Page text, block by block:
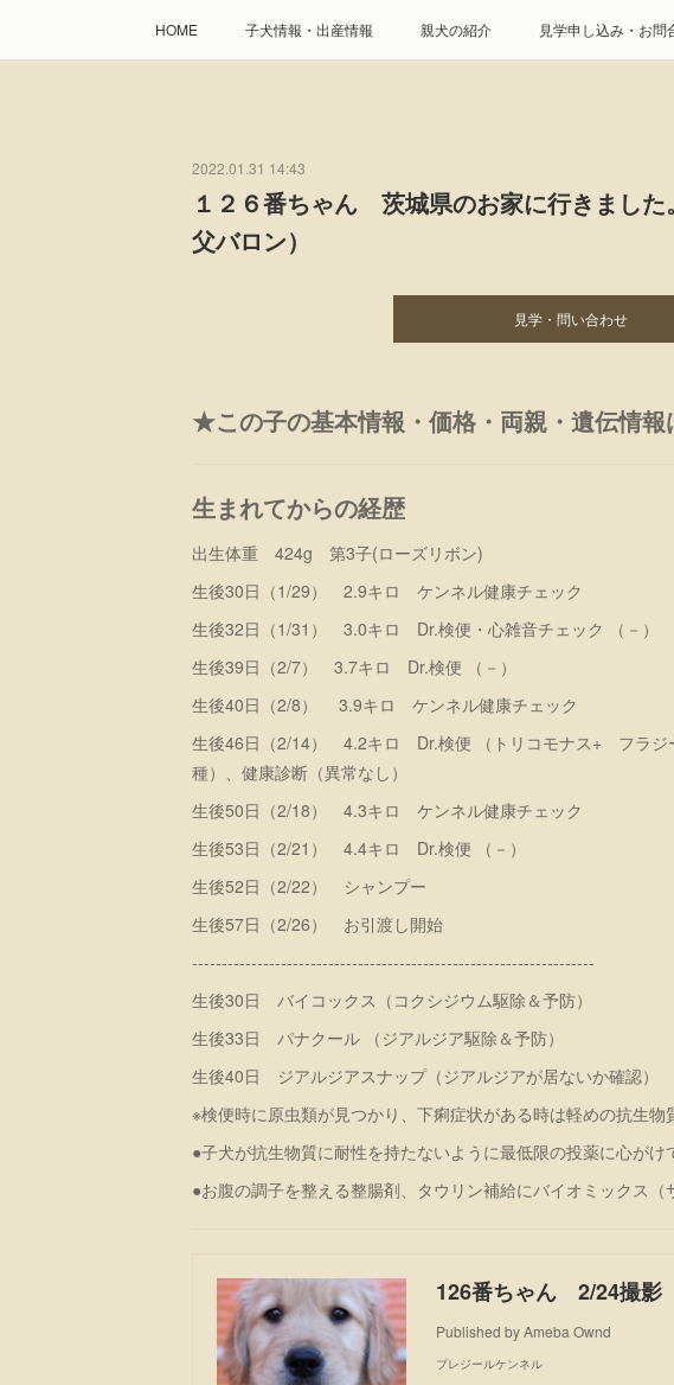
HOME 子犬情報・出産情報 親犬の紹介 見学申し込み・お問
2022.01.31 14:43
１２６番ちゃん 茨城県のお家に行きまし
父バロン）
見学・問い合わせ
★この子の基本情報・価格・両親・遺伝情報
生まれてからの経歴
出生体重 424g 第3子(ローズリボン)
生後30日（1/29） 2.9キロ ケンネル健康チェック
生後32日（1/31） 3.0キロ Dr.検便・心雑音チェック （－）
生後39日（2/7） 3.7キロ Dr.検便 （－）
生後40日（2/8） 3.9キロ ケンネル健康チェック
生後46日（2/14） 4.2キロ Dr.検便 （トリコモナス+ フラジ
種）、健康診断（異常なし）
生後50日（2/18） 4.3キロ ケンネル健康チェック
生後53日（2/21） 4.4キロ Dr.検便 （－）
生後52日（2/22） シャンプー
生後57日（2/26） お引渡し開始
--------------------------------------------------------------------
生後30日 バイコックス（コクシジウム駆除＆予防）
生後33日 パナクール （ジアルジア駆除＆予防）
生後40日 ジアルジアスナップ（ジアルジアが居ないか確認）
※検便時に原虫類が見つかり、下痢症状がある時は軽めの抗生物
●子犬が抗生物質に耐性を持たないように最低限の投薬に心がけ
●お腹の調子を整える整腸剤、タウリン補給にバイオミックス（
126番ちゃん 2/24撮影
Published by Ameba Ownd
プレジールケンネル